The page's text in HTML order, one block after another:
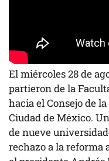
El miércoles 28 de
partieron de la
hacia el Consejo de
Ciudad de México.
de nueve
rechazo a la reforma